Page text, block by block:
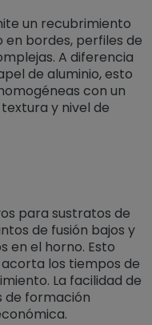
un recubrimiento
bordes, perfiles de
A diferencia
de aluminio, esto
con un
y nivel de
para sustratos de
de fusión bajos y
en el horno. Esto
los tiempos de
La facilidad de
de formación